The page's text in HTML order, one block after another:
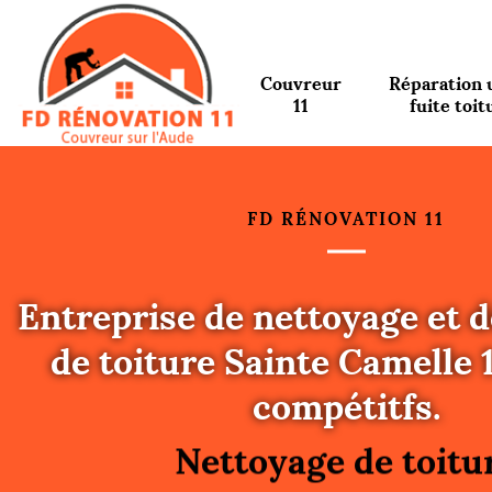
Couvreur
11
Réparation
fuite
FD RÉNOVATION 11
Entreprise de nettoyage et
de toiture Sainte Camelle
compétitfs.
Urgence fuite
Changement de
Nettoyage de